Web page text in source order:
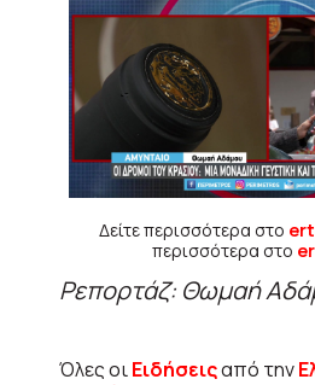
Δείτε περισσότερα στο
περισσότερα στο
Ρεπορτάζ: Θωμαή
Όλες οιΕιδήσειςαπό την